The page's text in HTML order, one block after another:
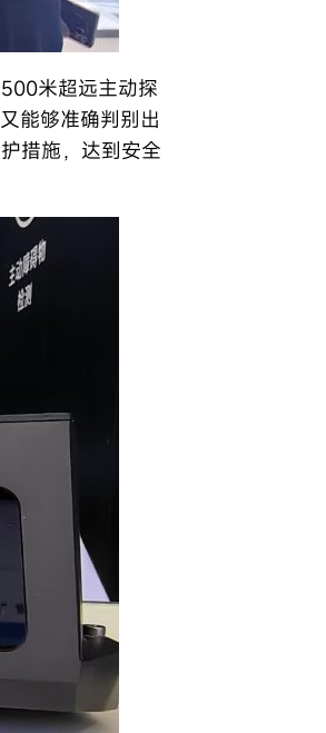
米超远主动探
能够准确判别出
措施，达到安全